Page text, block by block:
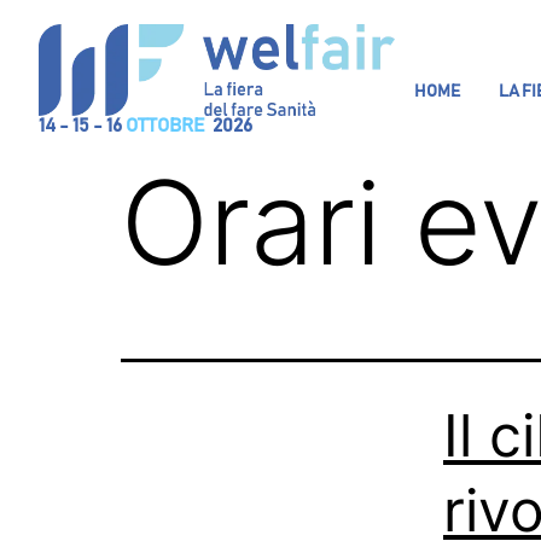
14 - 15 - 16 OTTOBRE 2026
HOME LA
Orari
Il